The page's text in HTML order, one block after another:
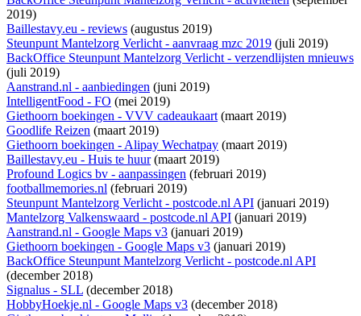
2019)
Baillestavy.eu - reviews (augustus 2019)
Steunpunt Mantelzorg Verlicht - aanvraag mzc 2019 (juli 2019)
BackOffice Steunpunt Mantelzorg Verlicht - verzendlijsten mnieuws
(juli 2019)
Aanstrand.nl - aanbiedingen (juni 2019)
IntelligentFood - FO (mei 2019)
Giethoorn boekingen - VVV cadeaukaart(maart 2019)
Goodlife Reizen (maart 2019)
Giethoorn boekingen - Alipay Wechatpay (maart 2019)
Baillestavy.eu - Huis te huur(maart 2019)
Profound Logics bv - aanpassingen (februari 2019)
footballmemories.nl (februari 2019)
Steunpunt Mantelzorg Verlicht - postcode.nl API (januari 2019)
Mantelzorg Valkenswaard - postcode.nl API (januari 2019)
Aanstrand.nl - Google Maps v3 (januari 2019)
Giethoorn boekingen - Google Maps v3 (januari 2019)
BackOffice Steunpunt Mantelzorg Verlicht - postcode.nl API
(december 2018)
Signalus - SLL (december 2018)
HobbyHoekje.nl - Google Maps v3 (december 2018)